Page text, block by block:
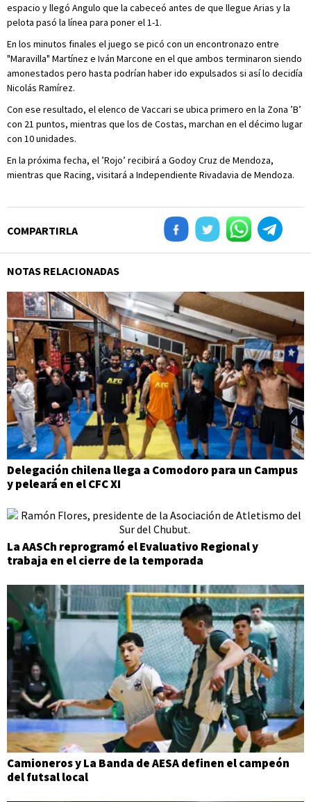
espacio y llegó Angulo que la cabeceó antes de que llegue Arias y la
pelota pasó la línea para poner el 1-1.
En los minutos finales el juego se picó con un encontronazo entre
"Maravilla" Martínez e Iván Marcone en el que ambos terminaron siendo
amonestados pero hasta podrían haber ido expulsados si así lo decidía
Nicolás Ramírez.
Con ese resultado, el elenco de Vaccari se ubica primero en la Zona ’B’
con 21 puntos, mientras que los de Costas, marchan en el décimo lugar
con 10 unidades.
En la próxima fecha, el ’Rojo’ recibirá a Godoy Cruz de Mendoza,
mientras que Racing, visitará a Independiente Rivadavia de Mendoza.
COMPARTIRLA
NOTAS RELACIONADAS
Delegación chilena llega a Comodoro para un Campus
y peleará en el CFC XI
La AASCh reprogramó el Evaluativo Regional y
trabaja en el cierre de la temporada
Camioneros y La Banda de AESA definen el campeón
del futsal local